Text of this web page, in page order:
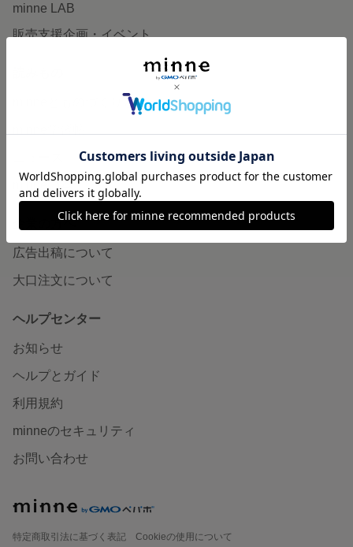
minne LAB
販売支援企画・イベント
minneとものづくりと
minneの本
企業の方へ
広告出稿について
大口注文について
ヘルプセンター
お知らせ
ヘルプとガイド
利用規約
minneのセキュリティ
お問い合わせ
特定商取引法に基づく表記
Cookieの使用について